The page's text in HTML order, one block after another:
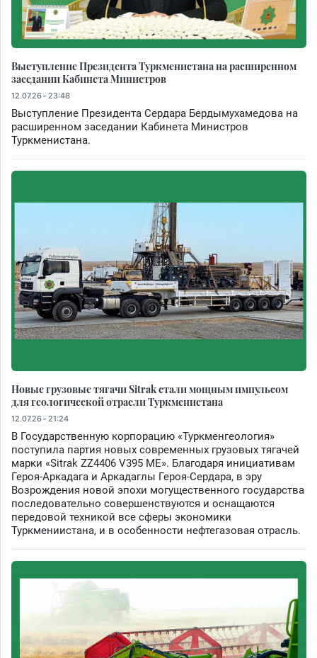
Выступление Президента Туркменистана на расширенном
заседании Кабинета Министров
12.07.26 - 23:48
Выступление Президента Сердара Бердымухамедова на
расширенном заседании Кабинета Министров
Туркменистана.
Новые грузовые тягачи Sitrak стали мощным импульсом
для геологической отрасли Туркменистана
12.07.26 - 21:24
В Государственную корпорацию «Туркменгеология»
поступила партия новых современных грузовых тягачей
марки «Sitrak ZZ4406 V395 ME». Благодаря инициативам
Героя-Аркадага и Аркадаглы Героя-Сердара, в эру
Возрождения новой эпохи могущественного государства
последовательно совершенствуются и оснащаются
передовой техникой все сферы экономики
Туркмениистана, и в особенности нефтегазовая отрасль.